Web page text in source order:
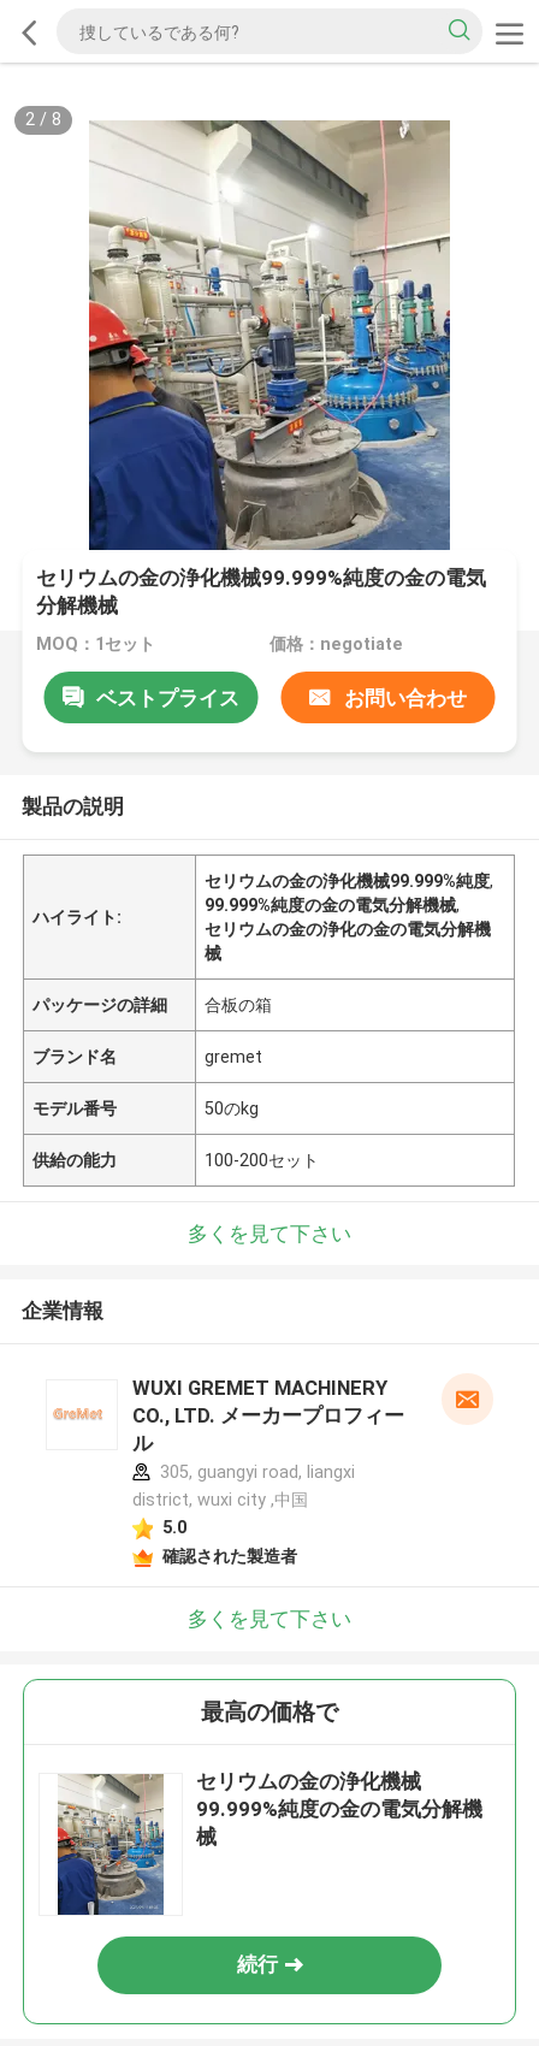
2/ 8
セリウムの金の浄化機械99.999%純度の金の電気
分解機械
MOQ：1セット 価格：negotiate
ベストプライス お問い合わせ
製品の説明
ハイライト:
セリウムの金の浄化機械99.999%純度,
99.999%純度の金の電気分解機械,
セリウムの金の浄化の金の電気分解機
械
パッケージの詳細 合板の箱
ブランド名 gremet
モデル番号 50のkg
供給の能力 100-200セット
多くを見て下さい
企業情報
WUXI GREMET MACHINERY
CO., LTD. メーカープロフィー
ル
305, guangyi road, liangxi
district, wuxi city ,中国
5.0
確認された製造者
多くを見て下さい
最高の価格で
セリウムの金の浄化機械
99.999%純度の金の電気分解機
械
続行